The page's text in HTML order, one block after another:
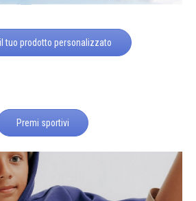
tuo prodotto personalizzato
Premi sportivi